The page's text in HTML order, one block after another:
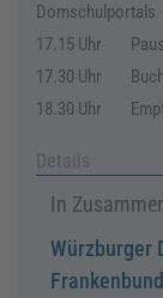
Domschulportals
17.15 Uhr
17.30 Uhr
18.30 Uhr
Details
In
Würzburger